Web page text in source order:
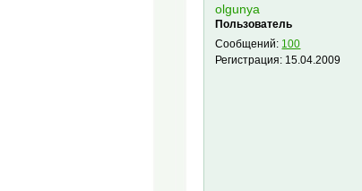
olgunya
Пользователь
Сообщений: 100
Регистрация: 15.04.2009